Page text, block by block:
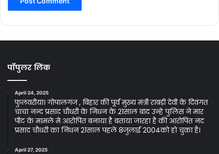
पॉपुलर लिंक
April 24, 2025
फुलवरीया। गोपालगंज , बिहार की पूर्व मुख्य मंत्री राबड़ी देवी के दिवंगत
चाचा नन्द प्रसाद चौधरी के निधन के 21साल बाद उन्हे पुलिस ने मार
पीट के मामले मे आरोपित बनाया है बताया जारहा है की आरोपित नंद
प्रसाद चौधरी का निधन 21साल पहले 8जुलाई 2004को हो चुका है।
April 27, 2025